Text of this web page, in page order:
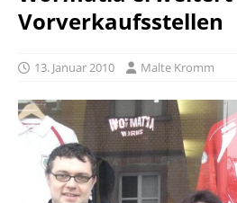
Vorverkaufsstellen
13. Januar 2010 Malte Kromm